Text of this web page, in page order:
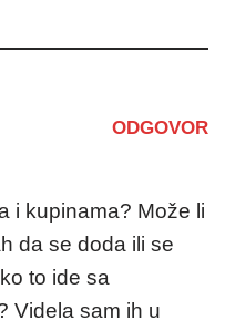
ODGOVOR
i kupinama? Može li
da se doda ili se
to ide sa
Videla sam ih u